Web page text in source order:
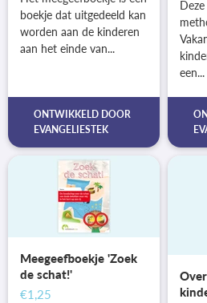
boekje dat uitgedeeld kan
worden aan de kinderen
aan het einde van...
ONTWIKKELD DOOR
EVANGELIESTEK
een...
Meegeefboekje 'Zoek
de schat!'
€1,25